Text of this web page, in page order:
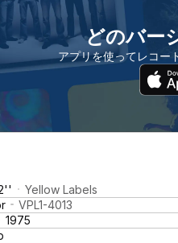
どのバー
アプリを使ってレコー
Yellow Labels
VPL1-4013
1975